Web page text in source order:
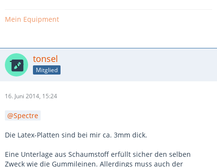
Mein Equipment
tonsel
Mitglied
16. Juni 2014, 15:24
Spectre
Die Latex-Platten sind bei mir ca. 3mm dick.
Eine Unterlage aus Schaumstoff erfüllt sicher den selben
Zweck wie die Gummileinen. Allerdings muss auch der